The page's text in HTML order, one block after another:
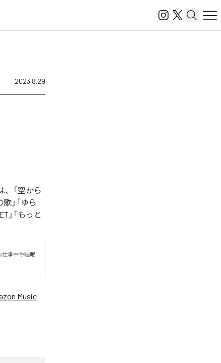
2023.8.29
、「空から
」「ゆら
」「もっと
仕事中や睡眠
Music